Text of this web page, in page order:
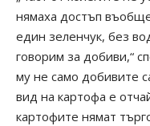
нямаха достъп
един зеленчук, без
говорим за добиви,“
му не само добивите
вид на картофа е
картофите нямат